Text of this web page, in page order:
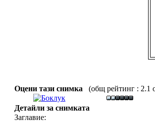
Оцени тази снимка
(общ рейтинг : 2.1
Детайли за снимката
Заглавие: